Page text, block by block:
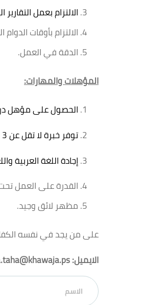
الالتزام بعمل
الالتزام بأوقات
الدقة في العمل.
المؤهلات والمهارات:
الحصول على مؤهل
توفر خبرة لا تقل عن 3 سنوات في مجال الهندسة الزراعية والانتاج الحيواني
إجادة اللغة العربية
القدرة على العمل
مظهر لائق وجيد.
على من يجد في نفسه
الايميل: